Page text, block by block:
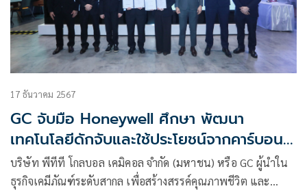
17 ธันวาคม 2567
GC จับมือ Honeywell ศึกษา พัฒนา
เทคโนโลยีดักจับและใช้ประโยชน์จากคาร์บอน
อย่างคุ้มค่า เพื่อบรรลุเป้าหมาย Net Zero มุ่ง
สู่การเป็นองค์กรคาร์บอนต่ำ
บริษัท พีทีที โกลบอล เคมิคอล จำกัด (มหาชน) หรือ GC ผู้นำใน
ธุรกิจเคมีภัณฑ์ระดับสากล เพื่อสร้างสรรค์คุณภาพชีวิต และ